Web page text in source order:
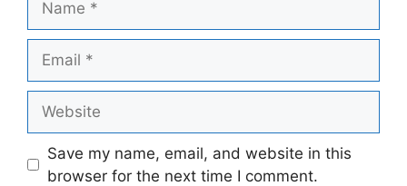
Save my name, email, and website in this
browser for the next time I comment.